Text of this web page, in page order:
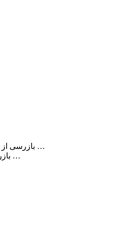
بازرسی از فرایندهای ثانویه شامل ماشین کاری، جوش کاری، سنگ زنی ، عملیات حرارتی و …
بازرسی قطعات در حال تولید شامل ترک ها، خوردگی، سایش، آسیب های حرارتی و …